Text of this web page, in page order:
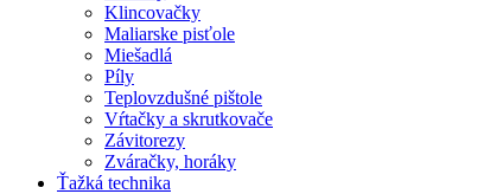
Klincovačky
Maliarske pisťole
Miešadlá
Píly
Teplovzdušné pištole
Vŕtačky a skrutkovače
Závitorezy
Zváračky, horáky
Ťažká technika